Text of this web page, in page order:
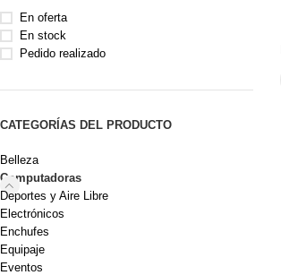
En oferta
En stock
Pedido realizado
CATEGORÍAS DEL PRODUCTO
Belleza
Computadoras
Deportes y Aire Libre
Electrónicos
Enchufes
Equipaje
Eventos